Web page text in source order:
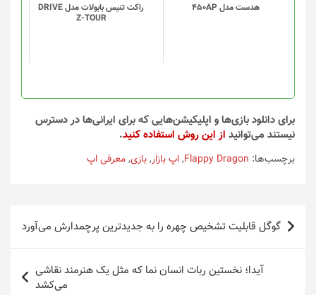
هدست مدل 450AP
راکت تنیس بابولات مدل DRIVE
Z-TOUR
برای دانلود بازی‌ها و اپلیکیشن‌هایی که برای ایرانی‌ها در دسترس
نیستند می‌توانید از این روش استفاده کنید.
برچسب‌ها: Flappy Dragon
,اپ بازار,بازی,معرفی اپ
راهبری
نوشته
گوگل قابلیت تشخیص چهره را به جدیدترین پرچمدارش می‌آورد
آیدا؛ نخستین ربات انسان نما که مثل یک هنرمند نقاشی
می‌کشد